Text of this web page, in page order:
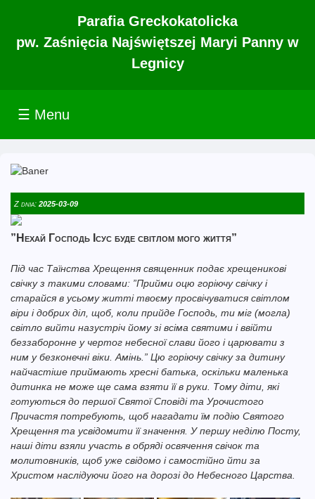
Parafia Greckokatolicka
pw. Zaśnięcia Najświętszej Maryi Panny w
Legnicy
☰ Menu
Z dnia: 2025-03-09
”Нехай Господь Ісус буде світлом мого життя”
Під час Таїнства Хрещення священник подає хрещеникові
свічку з такими словами: ”Прийми оцю горіючу свічку і
старайся в усьому житті твоєму просвічуватися світлом
віри і добрих діл, щоб, коли прийде Господь, ти міг (могла)
світло вийти назустріч йому зі всіма святими і ввійти
беззаборонне у чертог небесної слави його і царювати з
ним у безконечні віки. Амінь.” Цю горіючу свічку за дитину
найчастіше приймають хресні батька, оскільки маленька
дитинка не може ще сама взяти її в руки. Тому діти, які
готуються до першої Святої Сповіді та Урочистого
Причастя потребують, щоб нагадати їм подію Святого
Хрещення та усвідомити її значення. У першу неділю Посту,
наші діти взяли участь в обряді освячення свічок та
молитовників, щоб уже свідомо і самостійно йти за
Христом наслідуючи його на дорозі до Небесного Царства.